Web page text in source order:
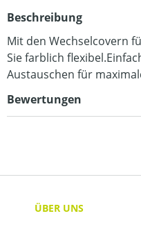
Beschreibung
Mit den Wechselcovern
Sie farblich
Austauschen für
Bewertungen
ÜBER UNS